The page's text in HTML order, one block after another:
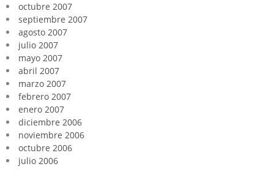
octubre 2007
septiembre 2007
agosto 2007
julio 2007
mayo 2007
abril 2007
marzo 2007
febrero 2007
enero 2007
diciembre 2006
noviembre 2006
octubre 2006
julio 2006